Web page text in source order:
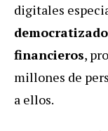
digitales
financieros,
millones de
a ellos.